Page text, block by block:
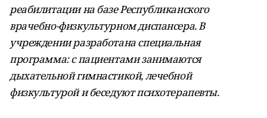
реабилитации на базе Республиканского
врачебно-физкультурном диспансера. В
учреждении разработана специальная
программа: с пациентами занимаются
дыхательной гимнастикой, лечебной
физкультурой и беседуют психотерапевты.